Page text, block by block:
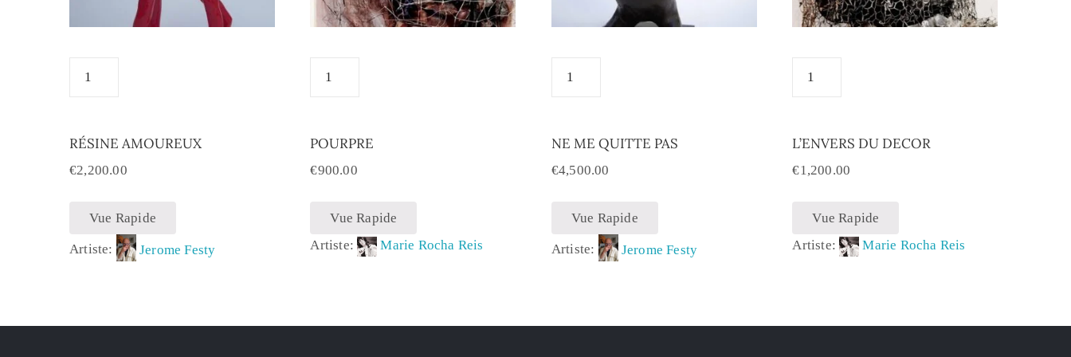
RÉSINE AMOUREUX
€2,200.00
Vue Rapide
Artiste: Jerome Festy
POURPRE
€900.00
Vue Rapide
Artiste:
Marie Rocha Reis
NE ME QUITTE PAS
€4,500.00
Vue Rapide
Artiste: Jerome Festy
L’ENVERS DU DECOR
€1,200.00
Vue Rapide
Artiste:
Marie Rocha Reis